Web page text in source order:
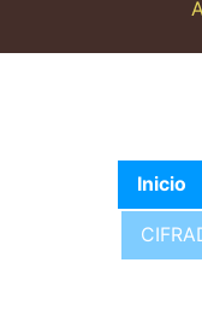
Inicio